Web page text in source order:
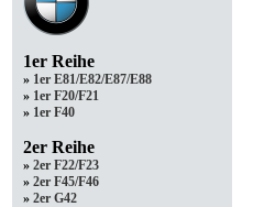
1er Reihe
» 1er E81/E82/E87/E88
» 1er F20/F21
» 1er F40
2er Reihe
» 2er F22/F23
» 2er F45/F46
» 2er G42